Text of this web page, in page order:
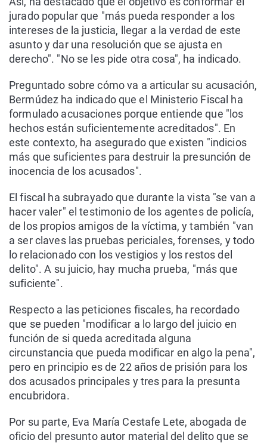
jurado popular que "más pueda responder a los
intereses de la justicia, llegar a la verdad de este
asunto y dar una resolución que se ajusta en
derecho". "No se les pide otra cosa", ha indicado.
Preguntado sobre cómo va a articular su acusación,
Bermúdez ha indicado que el Ministerio Fiscal ha
formulado acusaciones porque entiende que "los
hechos están suficientemente acreditados". En
este contexto, ha asegurado que existen "indicios
más que suficientes para destruir la presunción de
inocencia de los acusados".
El fiscal ha subrayado que durante la vista "se van a
hacer valer" el testimonio de los agentes de policía,
de los propios amigos de la víctima, y también "van
a ser claves las pruebas periciales, forenses, y todo
lo relacionado con los vestigios y los restos del
delito". A su juicio, hay mucha prueba, "más que
suficiente".
Respecto a las peticiones fiscales, ha recordado
que se pueden "modificar a lo largo del juicio en
función de si queda acreditada alguna
circunstancia que pueda modificar en algo la pena",
pero en principio es de 22 años de prisión para los
dos acusados principales y tres para la presunta
encubridora.
Por su parte, Eva María Cestafe Lete, abogada de
oficio del presunto autor material del delito que se